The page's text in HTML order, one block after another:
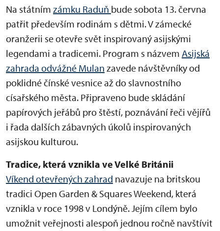
Na státním zámku Raduň bude sobota 13. června
patřit především rodinám s dětmi. V zámecké
oranžerii se otevře svět inspirovaný asijskými
legendami a tradicemi. Program s názvem Asijská
zahrada odvážné Mulan zavede návštěvníky od
poklidné čínské vesnice až do slavnostního
císařského města. Připraveno bude skládání
papírových jeřábů pro štěstí, poznávání řeči vějířů
i řada dalších zábavných úkolů inspirovaných
asijskou kulturou.
Tradice, která vznikla ve Velké Británii
Víkend otevřených zahrad navazuje na britskou
tradici Open Garden & Squares Weekend, která
vznikla v roce 1998 v Londýně. Jejím cílem bylo
umožnit veřejnosti alespoň jednou ročně navštívit